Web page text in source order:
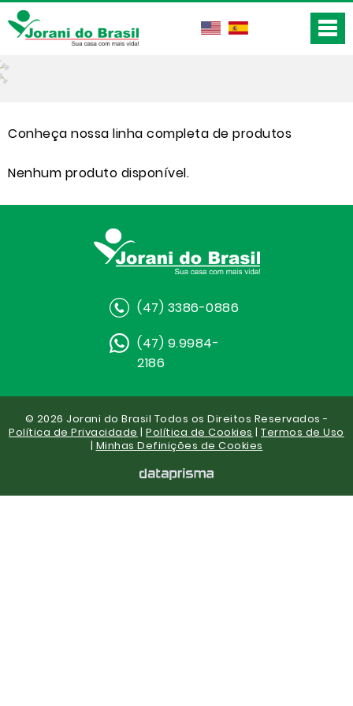
Conheça nossa linha completa de produtos
Nenhum produto disponível.
(47) 3386-0886
(47) 9.9984-
2186
© 2026 Jorani do Brasil Todos os Direitos Reservados -
Política de Privacidade |Política de Cookies |Termos de Uso
| Minhas Definições de Cookies